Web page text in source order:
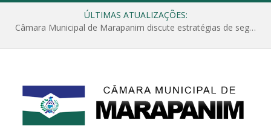
ÚLTIMAS ATUALIZAÇÕES:
Câmara Municipal de Marapanim discute estratégias de segurança com autoridades e poder executivo